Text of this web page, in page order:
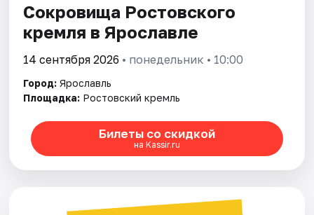
Сокровища Ростовского
кремля в Ярославле
14 сентября 2026 • понедельник • 10:00
Город: Ярославль
Площадка: Ростовский кремль
Билеты со скидкой
на Kassir.ru